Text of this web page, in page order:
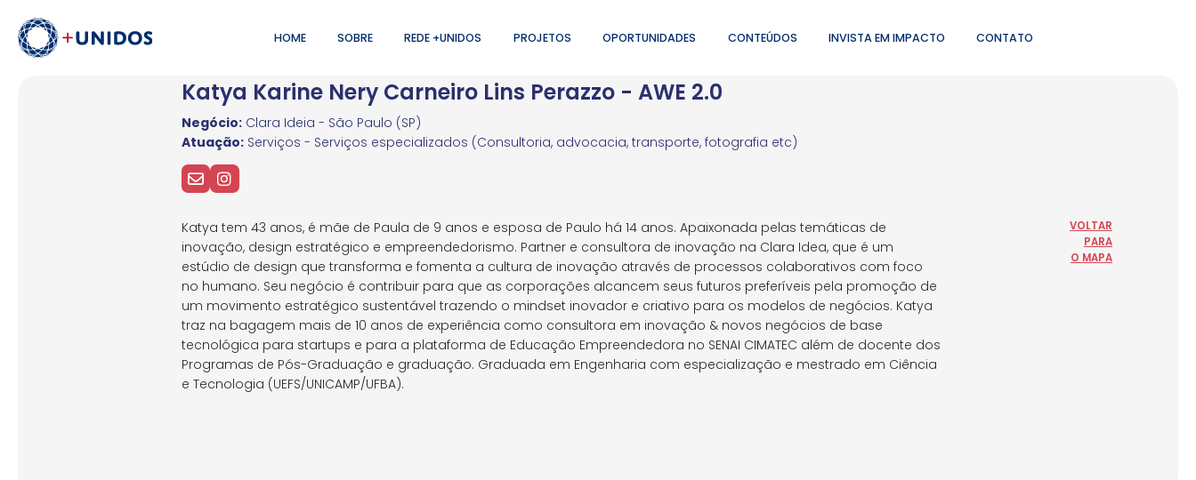
HOME SOBRE REDE +UNIDOS PROJETOS OPORTUNIDADES CONTEÚDOS INVISTA EM IMPACTO CONTATO
Katya Karine Nery Carneiro Lins Perazzo - AWE 2.0
Negócio:Clara Ideia - São Paulo (SP)
Atuação:Serviços - Serviços especializados (Consultoria, advocacia, transporte, fotografia etc)
Katya tem 43 anos, é mãe de Paula de 9 anos e esposa de Paulo há 14 anos. Apaixonada pelas temáticas de
inovação, design estratégico e empreendedorismo. Partner e consultora de inovação na Clara Idea, que é um
estúdio de design que transforma e fomenta a cultura de inovação através de processos colaborativos com foco
no humano. Seu negócio é contribuir para que as corporações alcancem seus futuros preferíveis pela promoção de
um movimento estratégico sustentável trazendo o mindset inovador e criativo para os modelos de negócios. Katya
traz na bagagem mais de 10 anos de experiência como consultora em inovação & novos negócios de base
tecnológica para startups e para a plataforma de Educação Empreendedora no SENAI CIMATEC além de docente dos
Programas de Pós-Graduação e graduação. Graduada em Engenharia com especialização e mestrado em Ciência
e Tecnologia (UEFS/UNICAMP/UFBA).
VOLTAR
PARA
O MAPA